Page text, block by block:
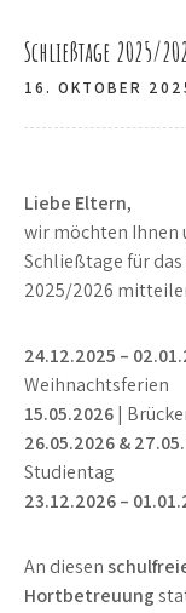
Schließtage 2025/
16. OKTOBER
Liebe Eltern,
wir möchten Ihnen
Schließtage für
2025/2026
24.12.2025 –
Weihnachtsferien
15.05.2026|
26.05.2026 &
Studientag
23.12.2026 –
An diesen
Hortbetreuung